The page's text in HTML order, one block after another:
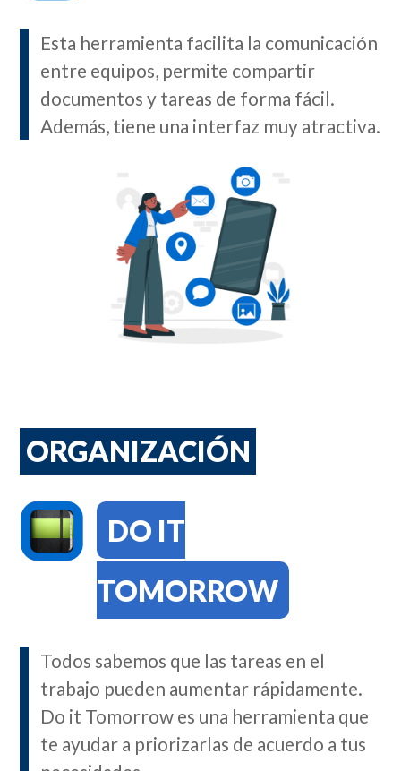
Esta herramienta facilita la comunicación
entre equipos, permite compartir
documentos y tareas de forma fácil.
Además, tiene una interfaz muy atractiva.
ORGANIZACIÓN
DO IT
TOMORROW
Todos sabemos que las tareas en el
trabajo pueden aumentar rápidamente.
Do it Tomorrow es una herramienta que
te ayudar a priorizarlas de acuerdo a tus